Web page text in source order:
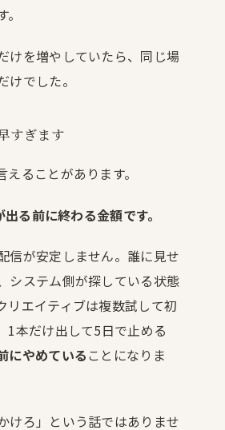
けを増やしていたら、同じ場
けでした。
すぎます
ることがあります。
る前に終わる金額です。
信が安定しません。誰に見せ
システム側が探している状態
リエイティブは複数試して初
1本だけ出して5日で止める
にやめている ことになりま
けろ」という話ではありませ